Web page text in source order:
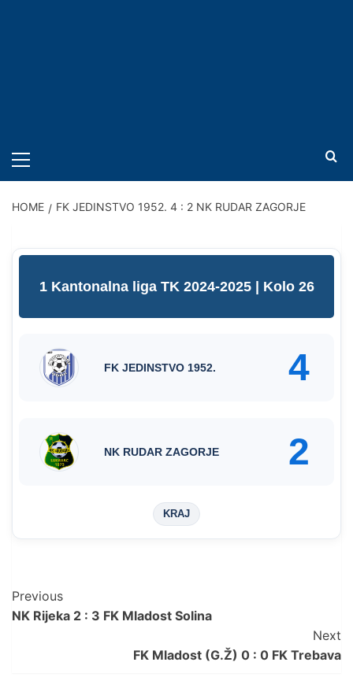
MENU
HOME FK JEDINSTVO 1952. 4 : 2 NK RUDAR ZAGORJE
1 Kantonalna liga TK 2024-2025 | Kolo 26
FK JEDINSTVO 1952. 4
NK RUDAR ZAGORJE 2
KRAJ
Post
Navigation
Previous
NK Rijeka 2 : 3 FK Mladost Solina
Next
FK Mladost (G.Ž) 0 : 0 FK Trebava